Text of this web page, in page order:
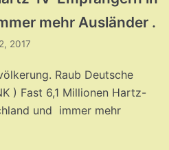
mehr Ausländer .
2017
Raub Deutsche
) Fast 6,1 Millionen Hartz-
und immer mehr